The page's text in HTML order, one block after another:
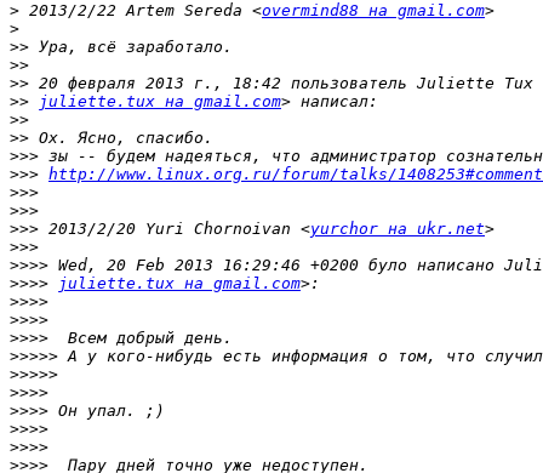
> 2013/2/22 Artem Sereda <overmind88 на gmail.com
>
>>
>>
>>
>>
juliette.tux на gmail.com
>>
>>
>>>
>>> http://www.linux.org.ru/forum/talks/
>>>
>>>
>>> 2013/2/20 Yuri Chornoivan <yurchor на ukr.net
>>>
>>>>
>>>>
juliette.tux на gmail.com
>>>>
>>>>
>>>>
>>>>>
>>>>>
>>>>
>>>>
>>>>
>>>>
>>>>